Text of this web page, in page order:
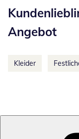
Angebot
Kleider